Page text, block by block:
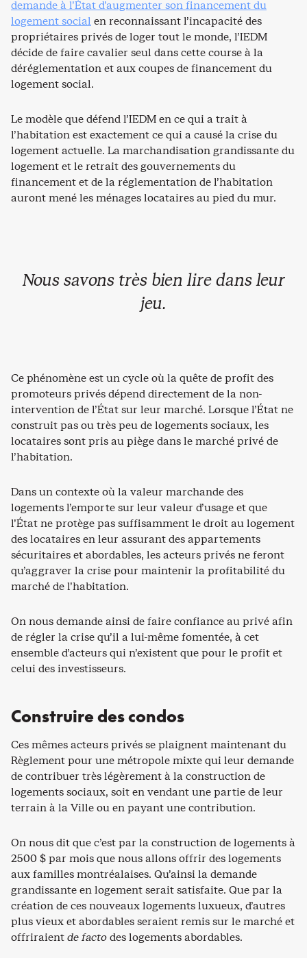
demande à l’État d’augmenter son financement du
logement social en reconnaissant l’incapacité des
propriétaires privés de loger tout le monde, l’IEDM
décide de faire cavalier seul dans cette course à la
déréglementation et aux coupes de financement du
logement social.
Le modèle que défend l’IEDM en ce qui a trait à
l’habitation est exactement ce qui a causé la crise du
logement actuelle. La marchandisation grandissante du
logement et le retrait des gouvernements du
financement et de la réglementation de l’habitation
auront mené les ménages locataires au pied du mur.
Nous savons très bien lire dans leur
jeu.
Ce phénomène est un cycle où la quête de profit des
promoteurs privés dépend directement de la non-
intervention de l’État sur leur marché. Lorsque l’État ne
construit pas ou très peu de logements sociaux, les
locataires sont pris au piège dans le marché privé de
l’habitation.
Dans un contexte où la valeur marchande des
logements l’emporte sur leur valeur d’usage et que
l’État ne protège pas suffisamment le droit au logement
des locataires en leur assurant des appartements
sécuritaires et abordables, les acteurs privés ne feront
qu’aggraver la crise pour maintenir la profitabilité du
marché de l’habitation.
On nous demande ainsi de faire confiance au privé afin
de régler la crise qu’il a lui-même fomentée, à cet
ensemble d’acteurs qui n’existent que pour le profit et
celui des investisseurs.
Construire des condos
Ces mêmes acteurs privés se plaignent maintenant du
Règlement pour une métropole mixte qui leur demande
de contribuer très légèrement à la construction de
logements sociaux, soit en vendant une partie de leur
terrain à la Ville ou en payant une contribution.
On nous dit que c’est par la construction de logements à
2500 $ par mois que nous allons offrir des logements
aux familles montréalaises. Qu’ainsi la demande
grandissante en logement serait satisfaite. Que par la
création de ces nouveaux logements luxueux, d’autres
plus vieux et abordables seraient remis sur le marché et
offriraientde factodes logements abordables.